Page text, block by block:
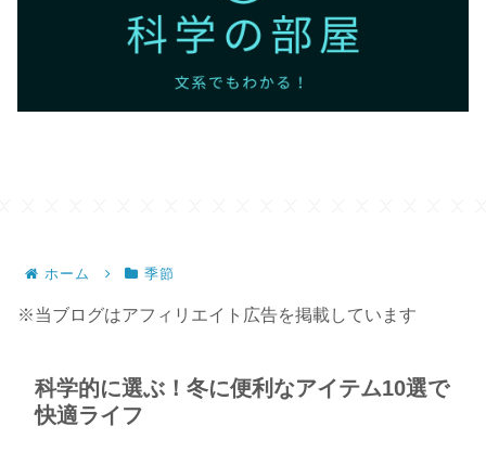
ホーム 季節
※当ブログはアフィリエイト広告を掲載しています
科学的に選ぶ！冬に便利なアイテム10選で
快適ライフ